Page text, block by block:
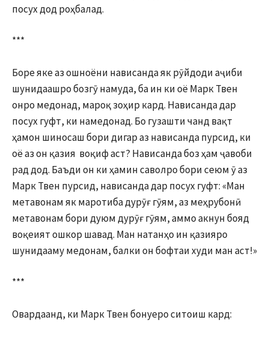
посух дод роҳбалад.
***
Боре яке аз ошноёни нависанда як рӯйдоди аҷиби
шунидаашро бозгӯ намуда, ба ин ки оё Марк Твен
онро медонад, мароқ зоҳир кард. Нависанда дар
посух гуфт, ки намедонад. Бо гузашти чанд вақт
ҳамон шиносаш бори дигар аз нависанда пурсид, ки
оё аз он қазия воқиф аст? Нависанда боз ҳам ҷавоби
рад дод. Баъди он ки ҳамин саволро бори сеюм ӯ аз
Марк Твен пурсид, нависанда дар посух гуфт: «Ман
метавонам як маротиба дурӯғ гӯям, аз меҳрубонӣ
метавонам бори дуюм дурӯғ гӯям, аммо акнун бояд
воқеият ошкор шавад. Ман натанҳо ин қазияро
шунидааму медонам, балки он бофтаи худи ман аст!»
***
Овардаанд, ки Марк Твен бонуеро ситоиш кард: